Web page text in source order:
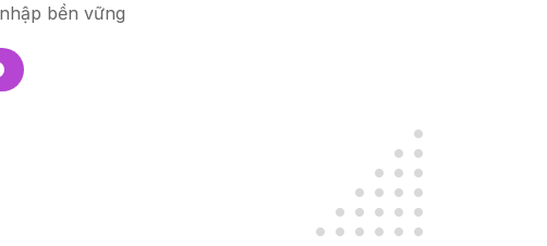
bền vững